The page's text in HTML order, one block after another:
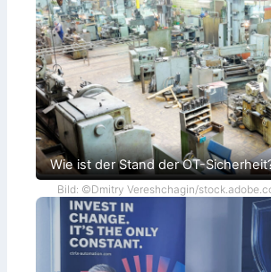
Wie ist der Stand der OT-
Bild: ©Dmitry Vereshchagin/